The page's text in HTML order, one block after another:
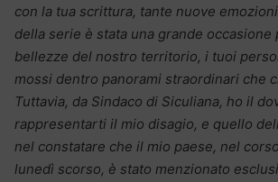
con la tua scrittura, tante nuove
della serie è stata una grande occasione
bellezze del nostro territorio, i tuoi
mossi dentro panorami straordinari che
Tuttavia, da Sindaco di Siculiana, ho il
rappresentarti il mio disagio, e quello
nel constatare che il mio paese, nel
lunedì scorso, è stato menzionato